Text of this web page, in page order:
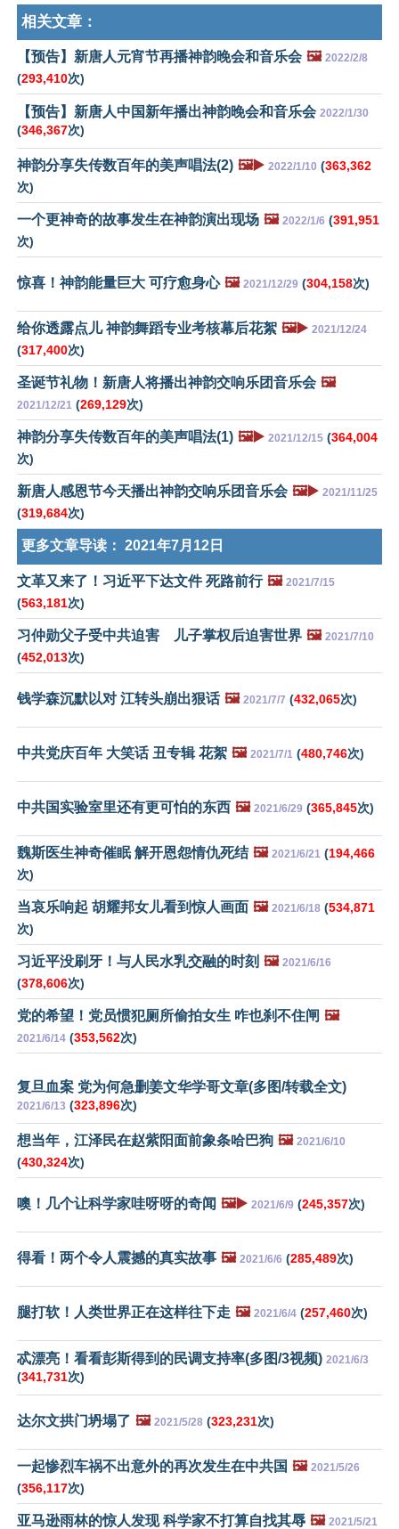
相关文章：
【预告】新唐人元宵节再播神韵晚会和音乐会 🖼️ 2022/2/8
(293,410次)
【预告】新唐人中国新年播出神韵晚会和音乐会 2022/1/30
(346,367次)
神韵分享失传数百年的美声唱法(2) 🖼️▶️ 2022/1/10 (363,362
次)
一个更神奇的故事发生在神韵演出现场 🖼️ 2022/1/6 (391,951
次)
惊喜！神韵能量巨大 可疗愈身心 🖼️ 2021/12/29 (304,158次)
给你透露点儿 神韵舞蹈专业考核幕后花絮 🖼️▶️ 2021/12/24
(317,400次)
圣诞节礼物！新唐人将播出神韵交响乐团音乐会 🖼️
2021/12/21 (269,129次)
神韵分享失传数百年的美声唱法(1) 🖼️▶️ 2021/12/15 (364,004
次)
新唐人感恩节今天播出神韵交响乐团音乐会 🖼️▶️ 2021/11/25
(319,684次)
更多文章导读： 2021年7月12日
文革又来了！习近平下达文件 死路前行 🖼️ 2021/7/15
(563,181次)
习仲勋父子受中共迫害 儿子掌权后迫害世界 🖼️ 2021/7/10
(452,013次)
钱学森沉默以对 江转头崩出狠话 🖼️ 2021/7/7 (432,065次)
中共党庆百年 大笑话 丑专辑 花絮 🖼️ 2021/7/1 (480,746次)
中共国实验室里还有更可怕的东西 🖼️ 2021/6/29 (365,845次)
魏斯医生神奇催眠 解开恩怨情仇死结 🖼️ 2021/6/21 (194,466
次)
当哀乐响起 胡耀邦女儿看到惊人画面 🖼️ 2021/6/18 (534,871
次)
习近平没刷牙！与人民水乳交融的时刻 🖼️ 2021/6/16
(378,606次)
党的希望！党员惯犯厕所偷拍女生 咋也刹不住闸 🖼️
2021/6/14 (353,562次)
复旦血案 党为何急删姜文华学哥文章(多图/转载全文)
2021/6/13 (323,896次)
想当年，江泽民在赵紫阳面前象条哈巴狗 🖼️ 2021/6/10
(430,324次)
噢！几个让科学家哇呀呀的奇闻 🖼️▶️ 2021/6/9 (245,357次)
得看！两个令人震撼的真实故事 🖼️ 2021/6/6 (285,489次)
腿打软！人类世界正在这样往下走 🖼️ 2021/6/4 (257,460次)
忒漂亮！看看彭斯得到的民调支持率(多图/3视频) 2021/6/3
(341,731次)
达尔文拱门坍塌了 🖼️ 2021/5/28 (323,231次)
一起惨烈车祸不出意外的再次发生在中共国 🖼️ 2021/5/26
(356,117次)
亚马逊雨林的惊人发现 科学家不打算自找其辱 🖼️ 2021/5/21